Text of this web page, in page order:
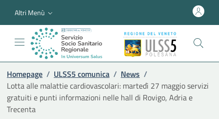
Altri Menù
Homepage / ULSS5 comunica / News /
Lotta alle malattie cardiovascolari: martedì 27 maggio servizi
gratuiti e punti informazioni nelle hall di Rovigo, Adria e
Trecenta